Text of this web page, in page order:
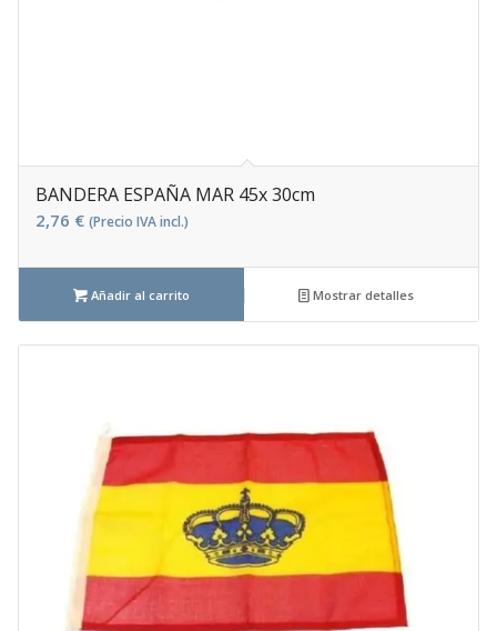
BANDERA ESPAÑA MAR 45x 30cm
2,76 € (Precio IVA incl.)
Añadir al carrito Mostrar detalles